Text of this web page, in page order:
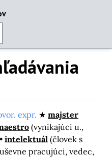
expr.
majster
(vynikajúci u.,
intelektuál (človek s
pracujúci, vedec,